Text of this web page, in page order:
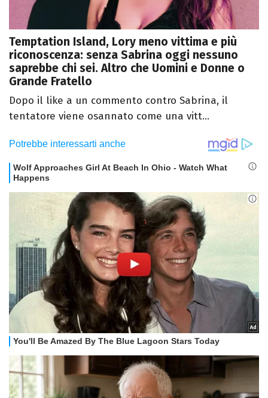
Temptation Island, Lory meno vittima e più
riconoscenza: senza Sabrina oggi nessuno
saprebbe chi sei. Altro che Uomini e Donne o
Grande Fratello
Dopo il like a un commento contro Sabrina, il
tentatore viene osannato come una vitt...